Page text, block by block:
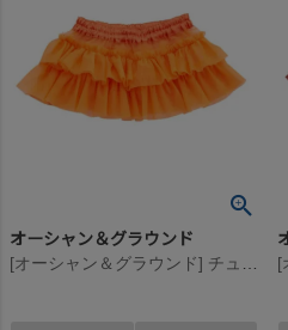
オーシャン＆グラウンド